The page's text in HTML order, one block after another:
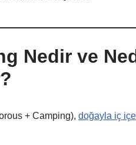
Nedir ve
+ Camping), doğayla iç